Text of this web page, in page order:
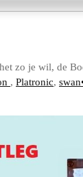
zo je wil, de
, Platronic,